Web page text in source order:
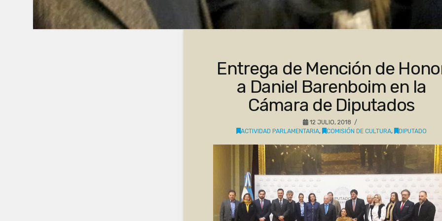
Entrega de Mención de
a Daniel Barenboim en la
Cámara de Diputados
12 JULIO, 2018
ACTIVIDAD PARLAMENTARIA, COMISIÓN DE CULTURA, DIPUTADO